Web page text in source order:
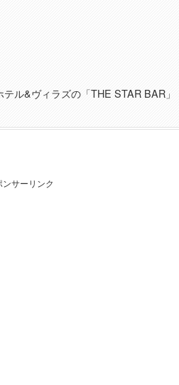
ル&ヴィラズの「THE STAR BAR」
ンサーリンク